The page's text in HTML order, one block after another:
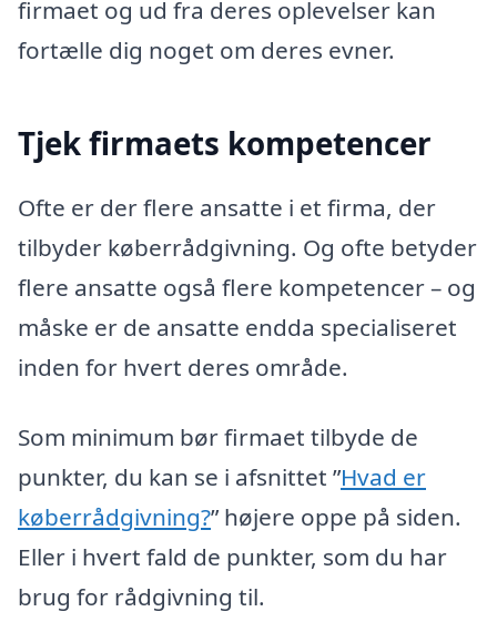
firmaet og ud fra deres oplevelser kan
fortælle dig noget om deres evner.
Tjek firmaets kompetencer
Ofte er der flere ansatte i et firma, der
tilbyder køberrådgivning. Og ofte betyder
flere ansatte også flere kompetencer – og
måske er de ansatte endda specialiseret
inden for hvert deres område.
Som minimum bør firmaet tilbyde de
punkter, du kan se i afsnittet ”Hvad er
køberrådgivning?” højere oppe på siden.
Eller i hvert fald de punkter, som du har
brug for rådgivning til.